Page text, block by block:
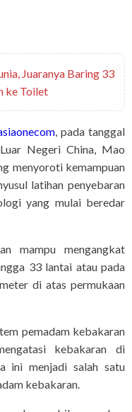
Juaranya Baring 33
ke Toilet
, pada tanggal
Negeri China, Mao
menyoroti kemampuan
latihan penyebaran
yang mulai beredar
mampu mengangkat
33 lantai atau pada
di atas permukaan
pemadam kebakaran
kebakaran di
ini menjadi salah satu
kebakaran.